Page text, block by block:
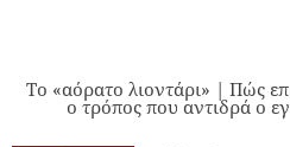
Το «αόρατο λιοντάρι» | Πώς
ο τρόπος που αντιδρά ο